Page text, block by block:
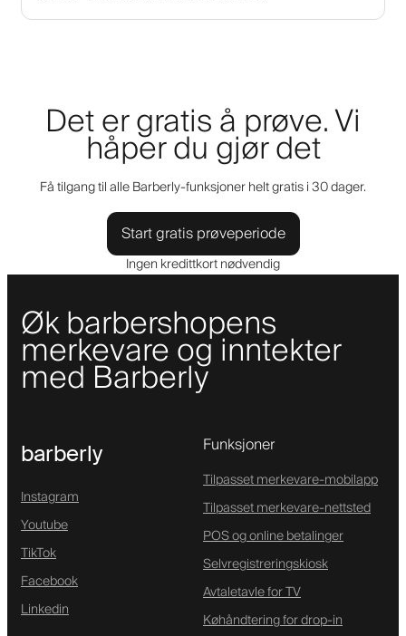
Det er gratis å prøve. Vi
håper du gjør det
Få tilgang til alle Barberly-funksjoner helt gratis i 30 dager.
Start gratis prøveperiode
Ingen kredittkort nødvendig
Øk barbershopens
merkevare og inntekter
med Barberly
barberly
Instagram
Youtube
TikTok
Facebook
Linkedin
Funksjoner
Tilpasset merkevare-mobilapp
Tilpasset merkevare-nettsted
POS og online betalinger
Selvregistreringskiosk
Avtaletavle for TV
Køhåndtering for drop-in